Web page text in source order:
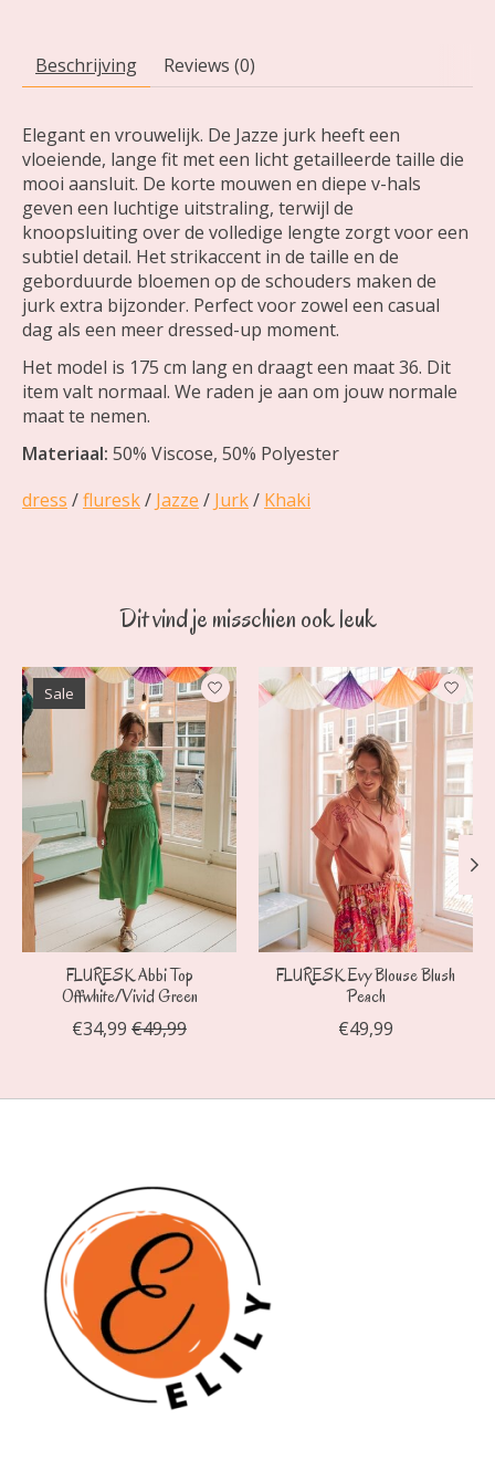
Beschrijving Reviews (0)
Elegant en vrouwelijk. De Jazze jurk heeft een
vloeiende, lange fit met een licht getailleerde taille die
mooi aansluit. De korte mouwen en diepe v-hals
geven een luchtige uitstraling, terwijl de
knoopsluiting over de volledige lengte zorgt voor een
subtiel detail. Het strikaccent in de taille en de
geborduurde bloemen op de schouders maken de
jurk extra bijzonder. Perfect voor zowel een casual
dag als een meer dressed-up moment.
Het model is 175 cm lang en draagt een maat 36. Dit
item valt normaal. We raden je aan om jouw normale
maat te nemen.
Materiaal: 50% Viscose, 50% Polyester
dress /fluresk/ Jazze / Jurk/ Khaki
Dit vind je misschien ook leuk
Items van productcarrousel
Sale
FLURESK Abbi Top
Offwhite/Vivid Green
€34,99 €49,99
FLURESK Evy Blouse Blush
Peach
€49,99